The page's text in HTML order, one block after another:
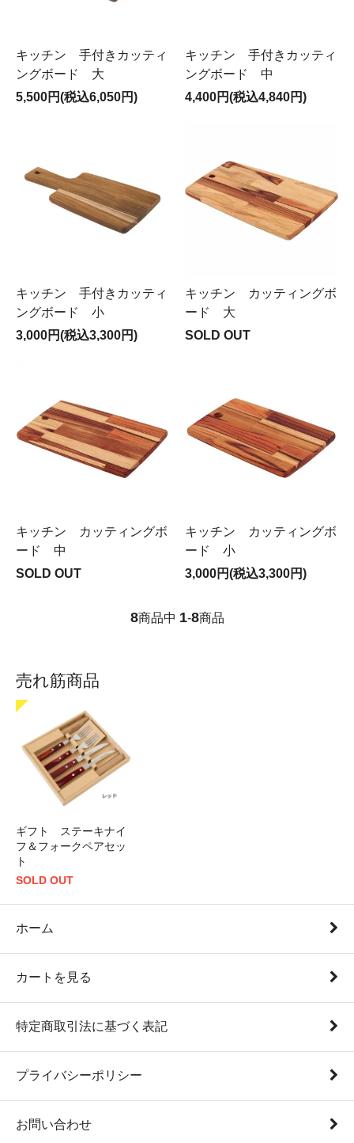
キッチン 手付きカッティ
ングボード 大
5,500円(税込6,050円)
キッチン 手付きカッティ
ングボード 中
4,400円(税込4,840円)
キッチン 手付きカッティ
ングボード 小
3,000円(税込3,300円)
キッチン カッティングボ
ード 大
SOLD OUT
キッチン カッティングボ
ード 中
SOLD OUT
キッチン カッティングボ
ード 小
3,000円(税込3,300円)
8商品中 1-8商品
売れ筋商品
ギフト ステーキナイ
フ＆フォークペアセッ
ト
SOLD OUT
ホーム
カートを見る
特定商取引法に基づく表記
プライバシーポリシー
お問い合わせ